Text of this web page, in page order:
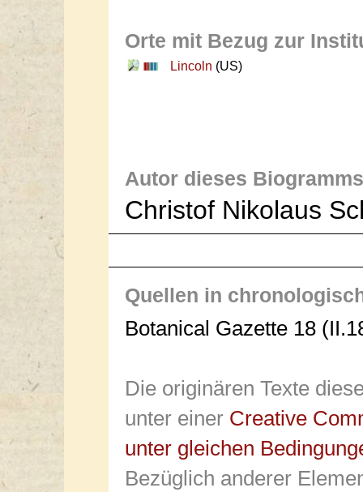
Orte mit Bezug zur
Lincoln (US)
Autor dieses
Christof Nikolaus
Quellen in
Botanical Gazette 18
Die originären Texte
unter einer Creative
unter gleichen
Bezüglich anderer